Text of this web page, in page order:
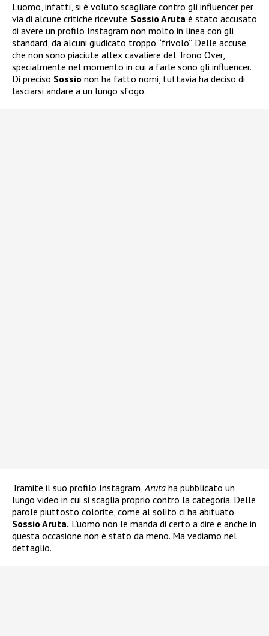
L’uomo, infatti, si è voluto scagliare contro gli influencer per
via di alcune critiche ricevute. Sossio Aruta è stato accusato
di avere un profilo Instagram non molto in linea con gli
standard, da alcuni giudicato troppo “frivolo”. Delle accuse
che non sono piaciute all’ex cavaliere del Trono Over,
specialmente nel momento in cui a farle sono gli influencer.
Di preciso Sossio non ha fatto nomi, tuttavia ha deciso di
lasciarsi andare a un lungo sfogo.
Tramite il suo profilo Instagram,Aruta ha pubblicato un
lungo video in cui si scaglia proprio contro la categoria. Delle
parole piuttosto colorite, come al solito ci ha abituato
Sossio Aruta. L’uomo non le manda di certo a dire e anche in
questa occasione non è stato da meno. Ma vediamo nel
dettaglio.